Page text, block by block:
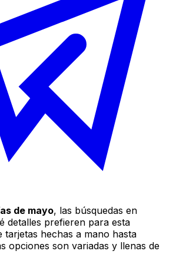
de mayo, las búsquedas en
detalles prefieren para esta
tarjetas hechas a mano hasta
opciones son variadas y llenas de